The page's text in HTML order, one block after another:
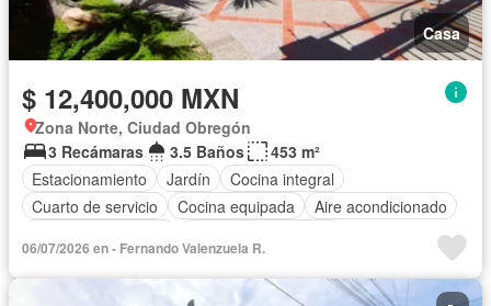
Casa
$ 12,400,000 MXN
Zona Norte, Ciudad Obregón
3 Recámaras
3.5 Baños
453 m²
Estacionamiento
Jardín
Cocina integral
Cuarto de servicio
Cocina equipada
Aire acondicionado
06/07/2026 en - Fernando Valenzuela R.